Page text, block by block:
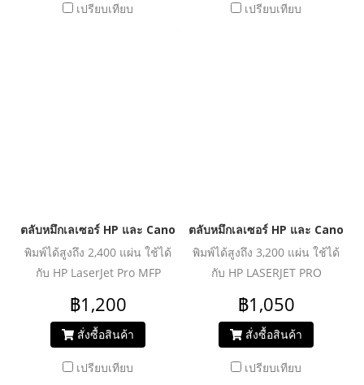
M1137/M1138/M1139/M1210/M1212nf/M1213nf/M1214nf/
เปรียบเทียบ เปรียบเทียบ
ตลับหมึกเลเซอร์ HP และ Canon รุ่น CF283A JUMBO
พิมพ์ได้สูงถึง 2,400 แผ่น ใช้ได้
กับ HP LaserJet Pro MFP
฿1,200
สั่งซื้อสินค้า
เปรียบเทียบ
ตลับหมึกเลเซอร์ HP และ Canon
พิมพ์ได้สูงถึง 3,200 แผ่น ใช้ได้
กับ HP LASERJET PRO
P1536/P1536dnf/P1560/P1566/
P1600dn/M1536MFP/ Canon
Image Class MF4410/
Image Class D520/D550/
฿1,050
สั่งซื้อสินค้า
เปรียบเทียบ